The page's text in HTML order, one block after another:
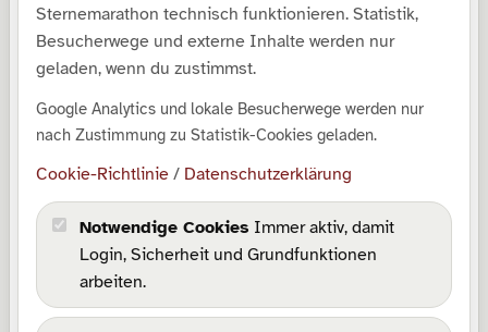
Shop
Galerie
Kollektionen
Downloads
SrabLog
Über mich
Rechtliches
Impressum
Datenschutz
Sternemarathon technisch funktionieren. Statistik,
Besucherwege und externe Inhalte werden nur
geladen, wenn du zustimmst.
Google Analytics und lokale Besucherwege werden nur
nach Zustimmung zu Statistik-Cookies geladen.
Cookie-Richtlinie / Datenschutzerklärung
Notwendige Cookies Immer aktiv, damit
Login, Sicherheit und Grundfunktionen
arbeiten.